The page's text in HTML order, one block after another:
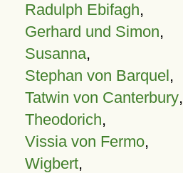
Radulph Ebifagh,
Gerhard und Simon,
Susanna,
Stephan von Barquel,
Tatwin von Canterbury,
Theodorich,
Vissia von Fermo,
Wigbert,